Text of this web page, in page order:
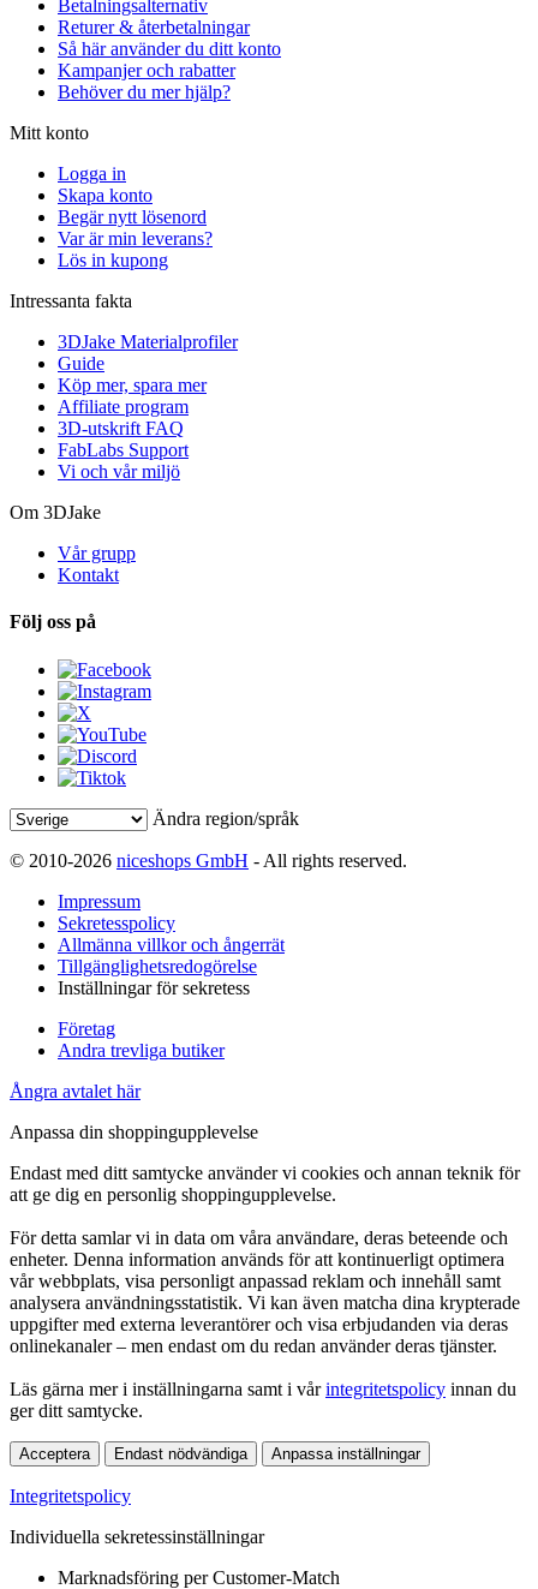
Betalningsalternativ
Returer & återbetalningar
Så här använder du ditt konto
Kampanjer och rabatter
Behöver du mer hjälp?
Mitt konto
Logga in
Skapa konto
Begär nytt lösenord
Var är min leverans?
Lös in kupong
Intressanta fakta
3DJake Materialprofiler
Guide
Köp mer, spara mer
Affiliate program
3D-utskrift FAQ
FabLabs Support
Vi och vår miljö
Om 3DJake
Vår grupp
Kontakt
Följ oss på
Ändra region/språk
© 2010-2026 niceshops GmbH - All rights reserved.
Impressum
Sekretesspolicy
Allmänna villkor och ångerrät
Tillgänglighetsredogörelse
Inställningar för sekretess
Företag
Andra trevliga butiker
Ångra avtalet här
Anpassa din shoppingupplevelse
Endast med ditt samtycke använder vi cookies och annan teknik för
att ge dig en personlig shoppingupplevelse.
För detta samlar vi in data om våra användare, deras beteende och
enheter. Denna information används för att kontinuerligt optimera
vår webbplats, visa personligt anpassad reklam och innehåll samt
analysera användningsstatistik. Vi kan även matcha dina krypterade
uppgifter med externa leverantörer och visa erbjudanden via deras
onlinekanaler – men endast om du redan använder deras tjänster.
Läs gärna mer i inställningarna samt i vårintegritetspolicy innan du
ger ditt samtycke.
Acceptera Endast nödvändiga Anpassa inställningar
Integritetspolicy
Individuella sekretessinställningar
Marknadsföring per Customer-Match